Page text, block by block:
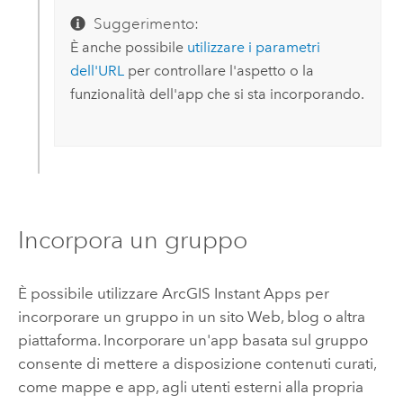
Suggerimento:
È anche possibile utilizzare i parametri
dell'URLper controllare l'aspetto o la
funzionalità dell'app che si sta incorporando.
Incorpora un gruppo
È possibile utilizzare ArcGIS Instant Apps per
incorporare un gruppo in un sito Web, blog o altra
piattaforma. Incorporare un'app basata sul gruppo
consente di mettere a disposizione contenuti curati,
come mappe e app, agli utenti esterni alla propria